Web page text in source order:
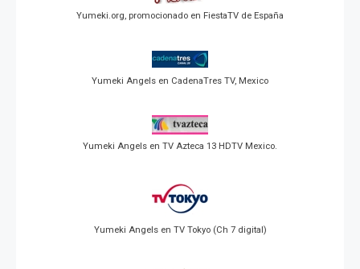
Yumeki.org, promocionado en FiestaTV de España
Yumeki Angels en CadenaTres TV, Mexico
Yumeki Angels en TV Azteca 13 HDTV Mexico.
Yumeki Angels en TV Tokyo (Ch 7 digital)